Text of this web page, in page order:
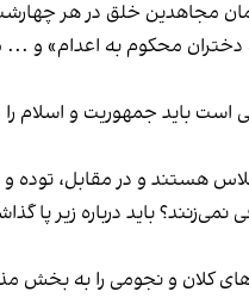
از «تیرباران هواداران سازمان
است باید جمهوریت و اسلام
هستند و در مقابل،
باید درباره زیر
کلان و نجومی را به بخش